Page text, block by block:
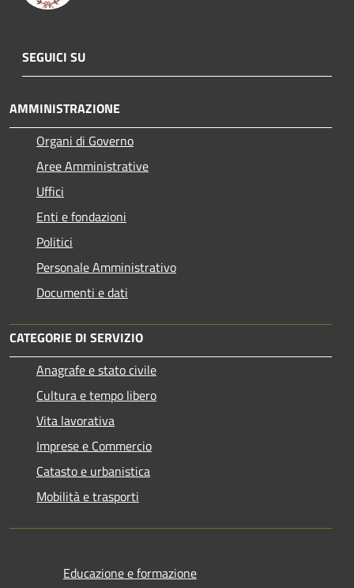
SEGUICI SU
AMMINISTRAZIONE
Organi di Governo
Aree Amministrative
Uffici
Enti e fondazioni
Politici
Personale Amministrativo
Documenti e dati
CATEGORIE DI SERVIZIO
Anagrafe e stato civile
Cultura e tempo libero
Vita lavorativa
Imprese e Commercio
Catasto e urbanistica
Mobilità e trasporti
Educazione e formazione